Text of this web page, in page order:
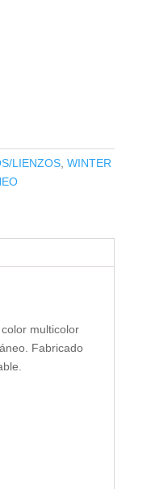
LIENZOS, WINTER
multicolor
Fabricado